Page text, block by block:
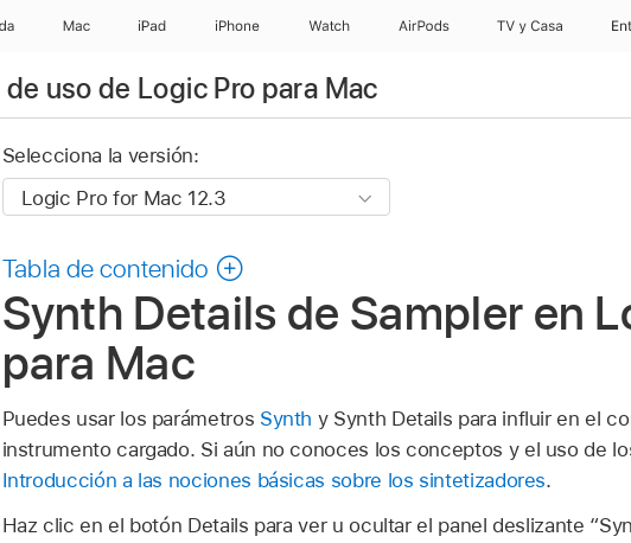
Mac iPad iPhone Watch AirPods TV & Casa
de uso de Logic Pro para Mac
Selecciona la versión:
Tabla de contenido
Synth Details de Sampler en
para Mac
Puedes usar los parámetros Synth y Synth Details para influir en el
instrumento cargado. Si aún no conoces los conceptos y el uso de
Introducción a las nociones básicas sobre los sintetizadores.
Haz clic en el botón Details para ver u ocultar el panel deslizante